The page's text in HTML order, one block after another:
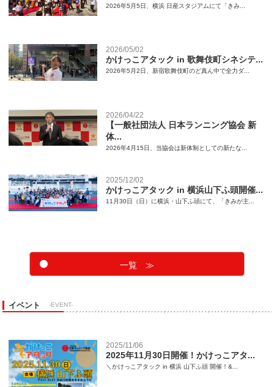
2026年5月5日、横浜 日産スタジアムにて「きみ...
2026/05/02
かけっこアタック in 歌舞伎町シネシテ...
2026年5月2日、新宿歌舞伎町のど真ん中で全力ダ...
2026/04/22
【一般社団法人 日本ランニング協会 新
体...
2026年4月15日、当協会は新体制としての新たな...
2025/12/02
かけっこアタック in 横浜山下ふ頭開催...
11月30日（日）に横浜・山下ふ頭にて、「きみが主...
一覧 ≫
イベント -EVENT-
2025/11/06
2025年11月30日開催！かけっこアタ...
＼かけっこアタック in 横浜 山下ふ頭 開催！&...